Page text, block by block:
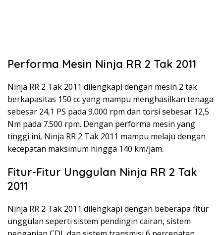
Performa Mesin Ninja RR 2 Tak 2011
Ninja RR 2 Tak 2011 dilengkapi dengan mesin 2 tak
berkapasitas 150 cc yang mampu menghasilkan tenaga
sebesar 24,1 PS pada 9.000 rpm dan torsi sebesar 12,5
Nm pada 7.500 rpm. Dengan performa mesin yang
tinggi ini, Ninja RR 2 Tak 2011 mampu melaju dengan
kecepatan maksimum hingga 140 km/jam.
Fitur-Fitur Unggulan Ninja RR 2 Tak
2011
Ninja RR 2 Tak 2011 dilengkapi dengan beberapa fitur
unggulan seperti sistem pendingin cairan, sistem